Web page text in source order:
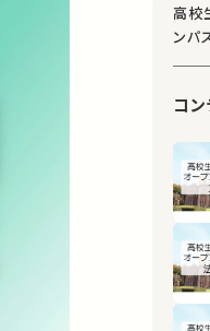
高校
ンパ
コ